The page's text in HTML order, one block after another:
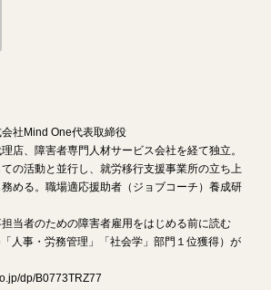
社Mind One代表取締役
店、障害者専門人材サービス会社を経て独立。
の活動と並行し、就労移行支援事業所の立ち上
める。職場適応援助者（ジョブコーチ）養成研
当者のための障害者雇用をはじめる前に読む
人事・労務管理」「社会学」部門１位獲得）が
dp/B0773TRZ77